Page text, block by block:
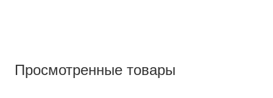
Просмотренные товары